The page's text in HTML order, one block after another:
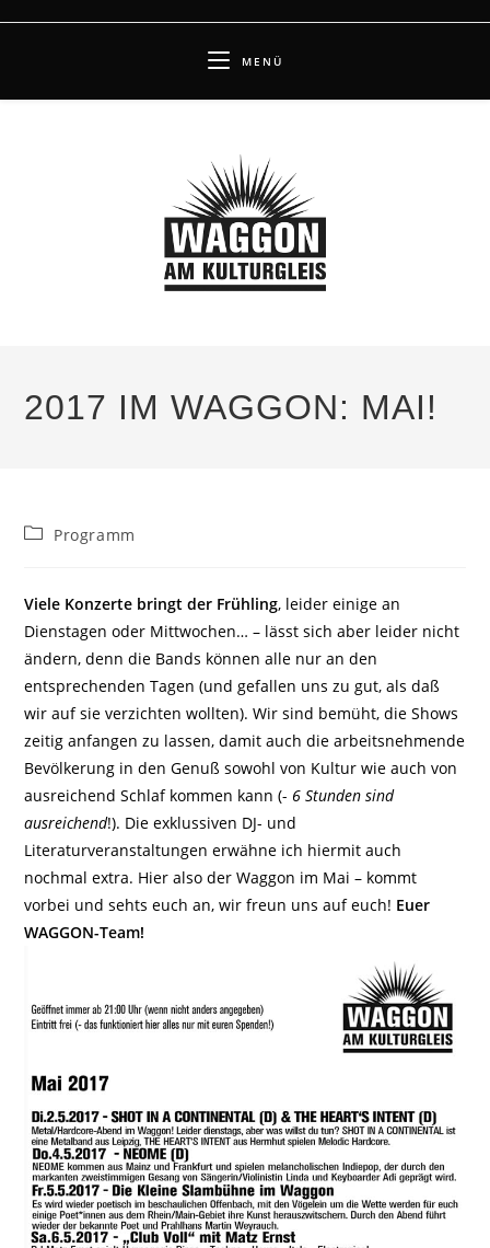
MENÜ
2017 IM WAGGON: MAI!
Beitrags-
Programm
Viele Konzerte bringt der Frühling, leider einige an
Dienstagen oder Mittwochen… – lässt sich aber leider nicht
ändern, denn die Bands können alle nur an den
entsprechenden Tagen (und gefallen uns zu gut, als daß
wir auf sie verzichten wollten). Wir sind bemüht, die Shows
zeitig anfangen zu lassen, damit auch die arbeitsnehmende
Bevölkerung in den Genuß sowohl von Kultur wie auch von
ausreichend Schlaf kommen kann (- 6 Stunden sind
ausreichend!). Die exklussiven DJ- und
Literaturveranstaltungen erwähne ich hiermit auch
nochmal extra. Hier also der Waggon im Mai – kommt
vorbei und sehts euch an, wir freun uns auf euch! Euer
WAGGON-Team!